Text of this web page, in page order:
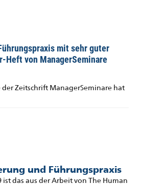
mit sehr guter
Heft von ManagerSeminare
der Zeitschrift ManagerSeminare hat
und Führungspraxis
ist das aus der Arbeit von The Human